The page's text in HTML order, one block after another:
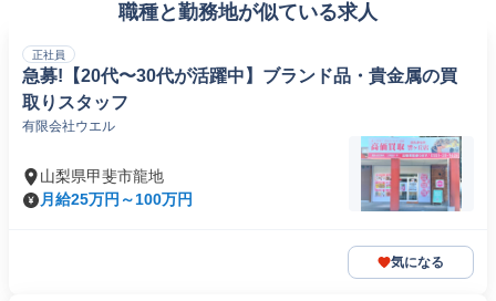
職種と勤務地が似ている求人
正社員
急募!【20代〜30代が活躍中】ブランド品・貴金属の買
取りスタッフ
有限会社ウエル
山梨県甲斐市龍地
月給25万円～100万円
気になる